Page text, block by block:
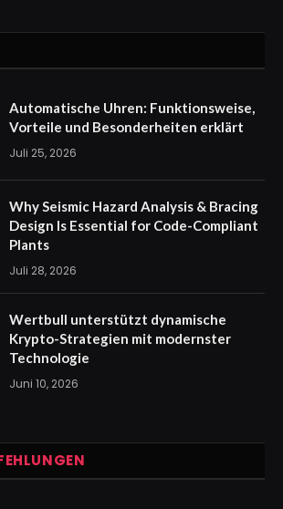
Automatische Uhren: Funktionsweise,
Vorteile und Besonderheiten erklärt
Juli 25, 2026
Why Seismic Hazard Analysis & Bracing
Design Is Essential for Code-Compliant
Plants
Juli 28, 2026
Wertbull unterstützt dynamische
Krypto-Strategien mit modernster
Technologie
Juni 10, 2026